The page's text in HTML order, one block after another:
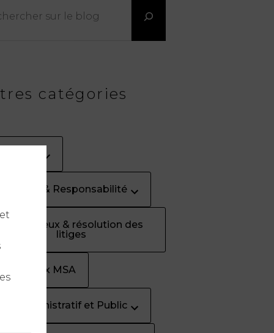
catégories
& Responsabilité
Contentieux & résolution des
litiges
MSA
Administratif et Public